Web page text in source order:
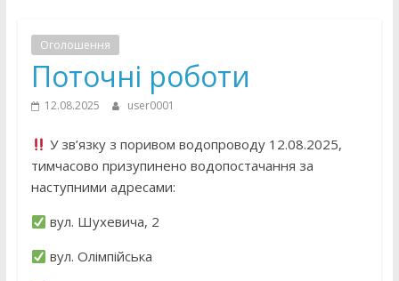
Оголошення
Поточні роботи
12.08.2025 user0001
У зв’язку з поривом водопроводу 12.08.2025,
тимчасово призупинено водопостачання за
наступними адресами:
вул. Шухевича, 2
вул. Олімпійська